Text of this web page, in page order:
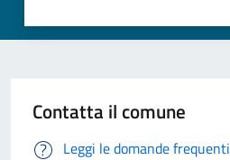
Contatta il comune
Leggi le domande frequenti